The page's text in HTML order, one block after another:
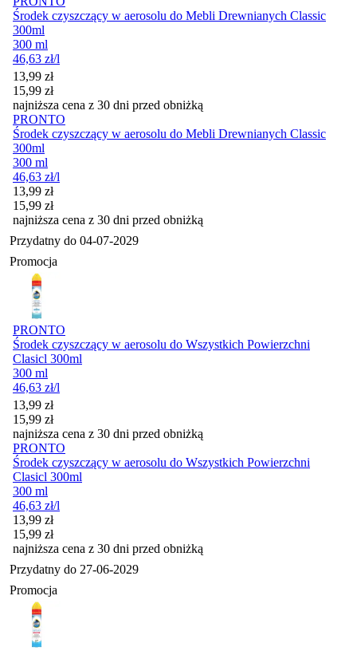
Środek czyszczący w aerosolu do Mebli Drewnianych Classic
300ml
300 ml
46,63 zł/l
Cena promocyjna
13,99 zł
15,99 zł
najniższa cena z 30 dni przed obniżką
PRONTO
Środek czyszczący w aerosolu do Mebli Drewnianych Classic
300ml
300 ml
46,63 zł/l
Cena promocyjna
13,99 zł
15,99 zł
najniższa cena z 30 dni przed obniżką
Przydatny do 04-07-2029
Promocja
PRONTO
Środek czyszczący w aerosolu do Wszystkich Powierzchni
Clasicl 300ml
300 ml
46,63 zł/l
Cena promocyjna
13,99 zł
15,99 zł
najniższa cena z 30 dni przed obniżką
PRONTO
Środek czyszczący w aerosolu do Wszystkich Powierzchni
Clasicl 300ml
300 ml
46,63 zł/l
Cena promocyjna
13,99 zł
15,99 zł
najniższa cena z 30 dni przed obniżką
Przydatny do 27-06-2029
Promocja